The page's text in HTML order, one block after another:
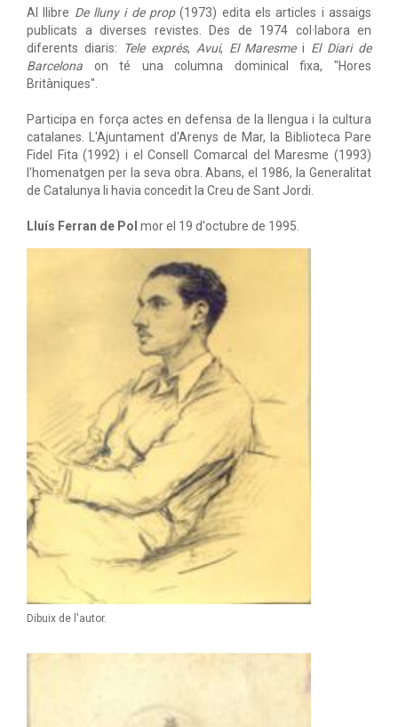
Dibuix de l'autor.
Al llibre De lluny i de prop(1973) edita els articles i assaigs
publicats a diverses revistes. Des de 1974 col·labora en
diferents diaris:
Tele exprés, Avui, El Maresmei El Diari de
Barcelona on té una columna dominical fixa, "Hores
Britàniques".
Participa en força actes en defensa de la llengua i la cultura
catalanes. L'Ajuntament d'Arenys de Mar, la Biblioteca Pare
Fidel Fita (1992) i el Consell Comarcal del Maresme (1993)
l'homenatgen per la seva obra. Abans, el 1986, la Generalitat
de Catalunya li havia concedit la Creu de Sant Jordi.
Lluís Ferran de Pol mor el 19 d'octubre de 1995.